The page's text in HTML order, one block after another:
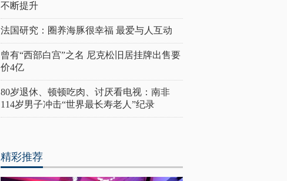
不断提升
法国研究：圈养海豚很幸福 最爱与人互动
曾有“西部白宫”之名 尼克松旧居挂牌出售要
价4亿
80岁退休、顿顿吃肉、讨厌看电视：南非
114岁男子冲击“世界最长寿老人”纪录
精彩推荐